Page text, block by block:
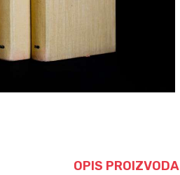
OPIS PROIZVODA